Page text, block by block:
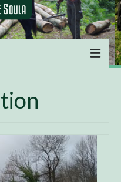
avec portage de vos